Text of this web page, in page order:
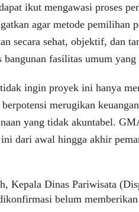
ikut mengawasi proses
agar metode pemilihan
secara sehat, objektif, dan
bangunan fasilitas umum
ingin proyek ini hanya
merugikan
yang tidak akuntabel.
dari awal hingga akhir
Kepala Dinas Pariwisata
belum